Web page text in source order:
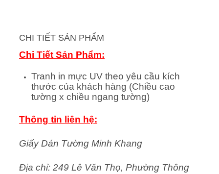
CHI TIẾT SẢN PHẨM
Chi Tiết Sản Phẩm:
Tranh in mực UV theo yêu cầu kích
thước của khách hàng (Chiều cao
tường x chiều ngang tường)
Thông tin liên hệ:
Giấy Dán Tường Minh Khang
Địa chỉ: 249 Lê Văn Thọ, Phường Thông